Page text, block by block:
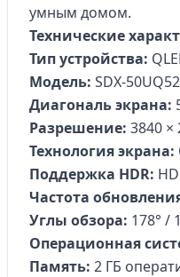
умным домом.
Технические
Тип устройства:
Модель: SDX-
Диагональ экрана:
Разрешение: 3840 ×
Технология экрана:
Поддержка HDR:
Частота
Углы обзора: 178° /
Операционная
Память: 2 ГБ